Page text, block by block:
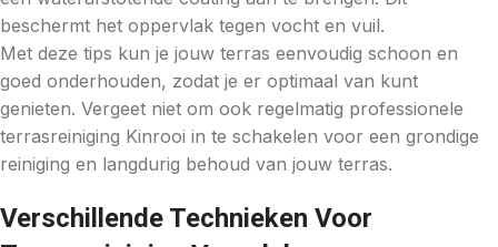
beschermt het oppervlak tegen vocht en vuil.
Met deze tips kun je jouw terras eenvoudig schoon en
goed onderhouden, zodat je er optimaal van kunt
genieten. Vergeet niet om ook regelmatig professionele
terrasreiniging Kinrooi in te schakelen voor een grondige
reiniging en langdurig behoud van jouw terras.
Verschillende Technieken Voor